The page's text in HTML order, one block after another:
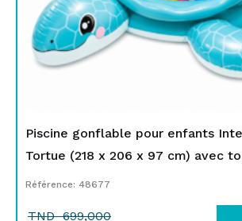
Piscine gonflable pour enfants
Tortue (218 x 206 x 97 cm) avec
Référence: 48677
TND699,000